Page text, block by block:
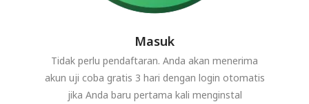
Masuk
Tidak perlu pendaftaran. Anda akan menerima
akun uji coba gratis 3 hari dengan login otomatis
jika Anda baru pertama kali menginstal